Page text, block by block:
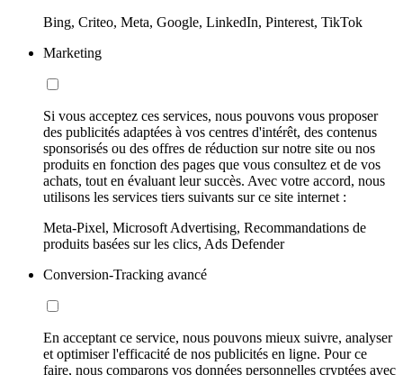
Bing, Criteo, Meta, Google, LinkedIn, Pinterest, TikTok
Marketing
Si vous acceptez ces services, nous pouvons vous proposer
des publicités adaptées à vos centres d'intérêt, des contenus
sponsorisés ou des offres de réduction sur notre site ou nos
produits en fonction des pages que vous consultez et de vos
achats, tout en évaluant leur succès. Avec votre accord, nous
utilisons les services tiers suivants sur ce site internet :
Meta-Pixel, Microsoft Advertising, Recommandations de
produits basées sur les clics, Ads Defender
Conversion-Tracking avancé
En acceptant ce service, nous pouvons mieux suivre, analyser
et optimiser l'efficacité de nos publicités en ligne. Pour ce
faire, nous comparons vos données personnelles cryptées avec